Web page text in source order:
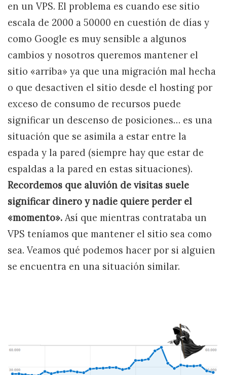
en un VPS. El problema es cuando ese sitio
escala de 2000 a 50000 en cuestión de días y
como Google es muy sensible a algunos
cambios y nosotros queremos mantener el
sitio «arriba» ya que una migración mal hecha
o que desactiven el sitio desde el hosting por
exceso de consumo de recursos puede
significar un descenso de posiciones… es una
situación que se asimila a estar entre la
espada y la pared (siempre hay que estar de
espaldas a la pared en estas situaciones).
Recordemos que aluvión de visitas suele
significar dinero y nadie quiere perder el
«momento». Así que mientras contrataba un
VPS teníamos que mantener el sitio sea como
sea. Veamos qué podemos hacer por si alguien
se encuentra en una situación similar.